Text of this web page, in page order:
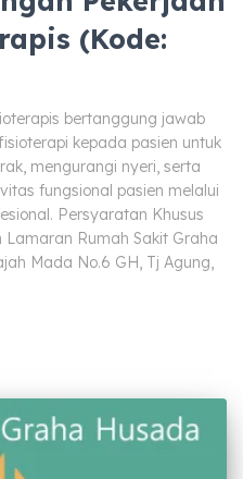
(Kode:
bertanggung jawab
kepada pasien untuk
mengurangi nyeri, serta
fungsional pasien melalui
Persyaratan Khusus
Rumah Sakit Graha
Mada No.6 GH, Tj Agung,